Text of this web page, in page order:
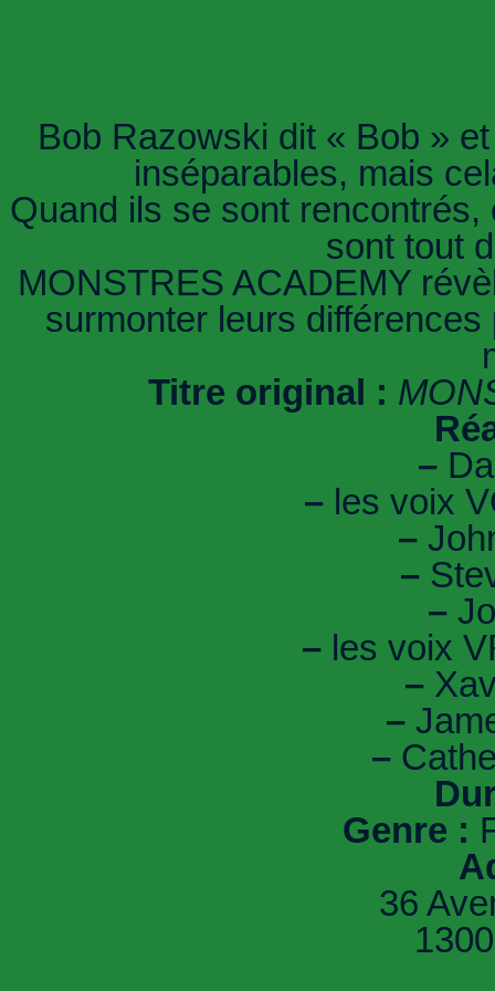
Bob Razowski dit « Bob »
inséparables, mais
Quand ils se sont
sont tout
MONSTRES ACADEMY
surmonter leurs
Titre original :
–
– les voix
–
–
–
– les voix
–
–
–
Genre :
36